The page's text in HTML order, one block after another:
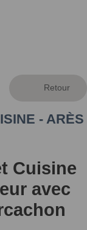
- ARÈS
Cuisine
avec